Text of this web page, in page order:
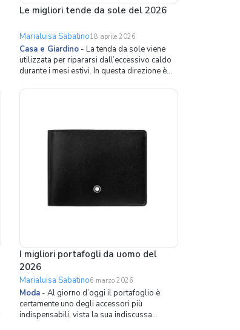
Le migliori tende da sole del 2026
Marialuisa Sabatino18 aprile 2026
Casa e Giardino- La tenda da sole viene
utilizzata per ripararsi dall’eccessivo caldo
durante i mesi estivi. In questa direzione è
caso delle tende da sole, infatti, il colore
I migliori portafogli da uomo del
2026
Marialuisa Sabatino6 marzo 2026
Moda- Al giorno d’oggi il portafoglio è
certamente uno degli accessori più
indispensabili, vista la sua indiscussa